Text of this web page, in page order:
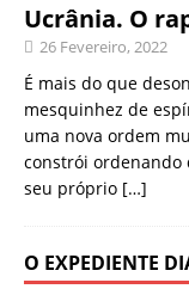
Ucrânia. O
26 Fevereiro, 2022
É mais do que
mesquinhez de
uma nova ordem
constrói ordenando
seu próprio […]
O EXPEDIENTE